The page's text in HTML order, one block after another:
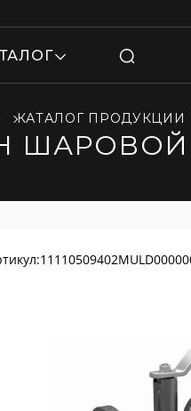
КАТАЛОГ ПРОДУКЦИИ
ШАРОВОЙ